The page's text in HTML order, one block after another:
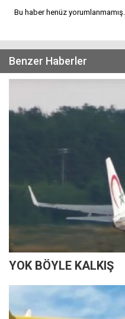
Bu haber henüz yorumlanmamış...
Benzer Haberler
YOK BÖYLE KALKIŞ